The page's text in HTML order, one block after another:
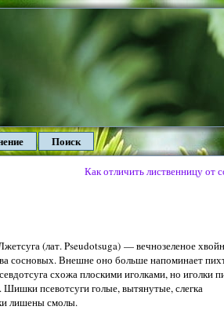
Поиск
Как отличить лиственницу от
(лат.Pseudotsuga) — вечнозеленое
сосновых. Внешне оно больше напоминает
схожа плоскими иголками, но иголки
Шишки псевотсуги голые, вытянутые, слегка
лишены смолы.